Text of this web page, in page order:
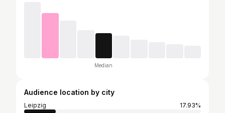
Median
Audience location by city
Leipzig
17.93%